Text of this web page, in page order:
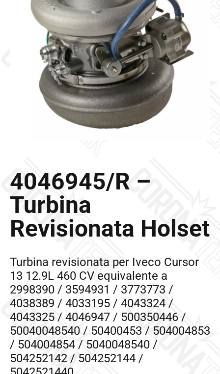
Galleria
Contatti
0 elementi
4046945/R –
Turbina
Revisionata Holset
Turbina revisionata per Iveco Cursor
13 12.9L 460 CV equivalente a
2998390 / 3594931 / 3773773 /
4038389 / 4033195 / 4043324 /
4043325 / 4046947 / 500350446 /
50040048540 / 50400453 / 504004853
/ 504004854 / 5040048540 /
504252142 / 504252144 /